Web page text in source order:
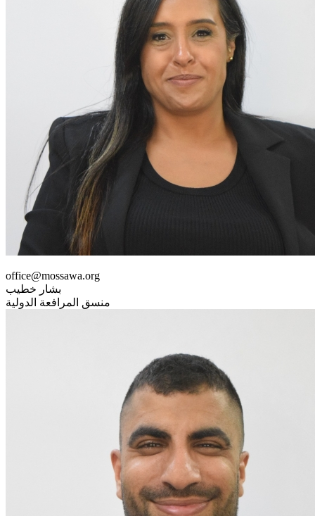
office@mossawa.org
بشار خطيب
منسق المرافعة الدولية